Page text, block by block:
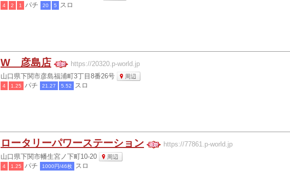
4 2 1 パチ 20 5 スロ
W 彦島店 https://20320.p-world.jp
山口県下関市彦島福浦町3丁目8番26号 周辺
4 1.25 パチ 21.27 5.52 スロ
ロータリーパワーステーション https://77861.p-world.jp
山口県下関市幡生宮ノ下町10-20 周辺
4 1.25 パチ 1000円/46枚 スロ